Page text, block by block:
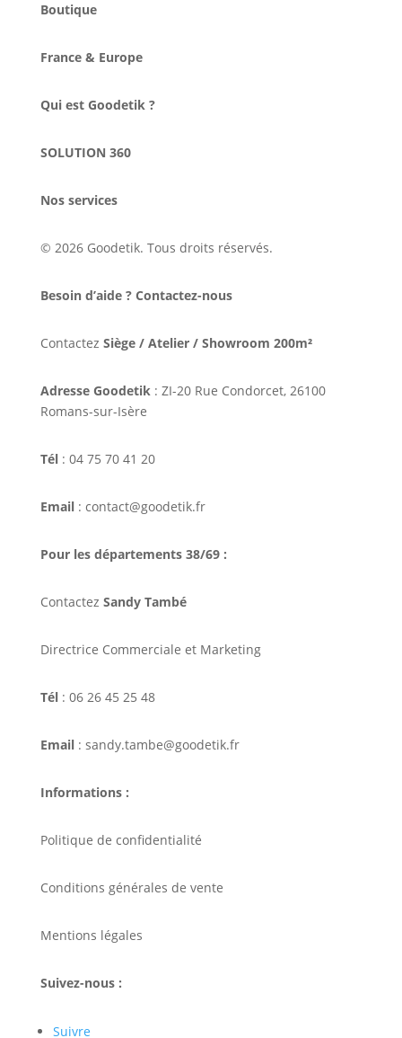
Boutique
France & Europe
Qui est Goodetik ?
SOLUTION 360
Nos services
© 2026 Goodetik. Tous droits réservés.
Besoin d’aide ? Contactez-nous
Contactez Siège / Atelier / Showroom 200m²
Adresse Goodetik: ZI-20 Rue Condorcet, 26100
Romans-sur-Isère
Tél: 04 75 70 41 20
Email: contact@goodetik.fr
Pour les départements 38/69 :
Contactez Sandy També
Directrice Commerciale et Marketing
Tél: 06 26 45 25 48
Email: sandy.tambe@goodetik.fr
Informations :
Politique de confidentialité
Conditions générales de vente
Mentions légales
Suivez-nous :
Suivre